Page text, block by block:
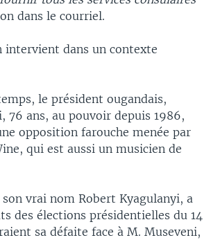
dans le courriel.
intervient dans un contexte
le président ougandais,
76 ans, au pouvoir depuis 1986,
opposition farouche menée par
qui est aussi un musicien de
vrai nom Robert Kyagulanyi, a
des élections présidentielles du 14
sa défaite face à M. Museveni,